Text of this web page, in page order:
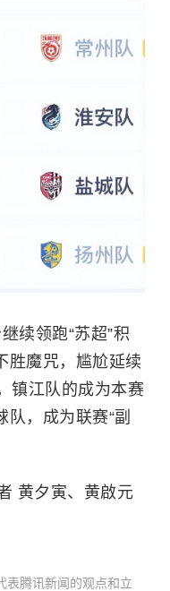
续领跑“苏超”积
胜魔咒，尴尬延续
镇江队的成为本赛
，成为联赛“副
黄夕寅、黄啟元
表腾讯新闻的观点和立